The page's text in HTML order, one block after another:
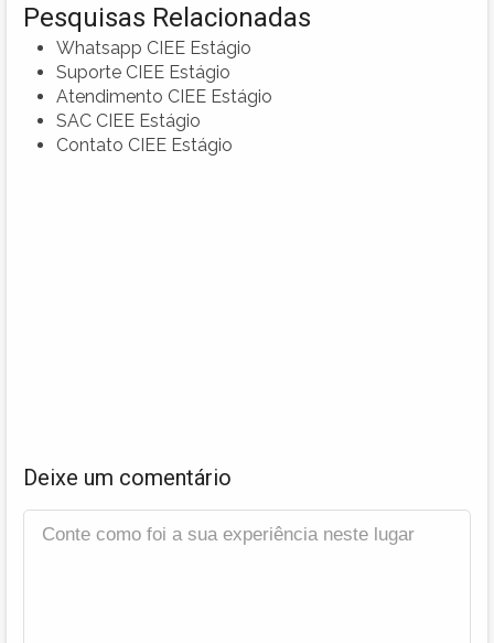
Pesquisas Relacionadas
Whatsapp CIEE Estágio
Suporte CIEE Estágio
Atendimento CIEE Estágio
SAC CIEE Estágio
Contato CIEE Estágio
Deixe um comentário